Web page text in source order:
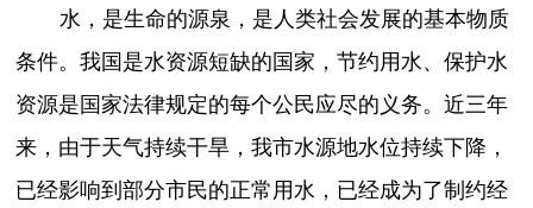
水，是生命的源泉，是人类社会发展的基本物质
条件。我国是水资源短缺的国家，节约用水、保护水
资源是国家法律规定的每个公民应尽的义务。近三年
来，由于天气持续干旱，我市水源地水位持续下降，
已经影响到部分市民的正常用水，已经成为了制约经